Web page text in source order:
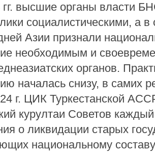
гг. высшие органы власти
социалистическими, а
Азии признали
необходимым и
органов.
началась снизу, в самих
г. ЦИК Туркестанской
курултаи Советов
о ликвидации старых
национальному